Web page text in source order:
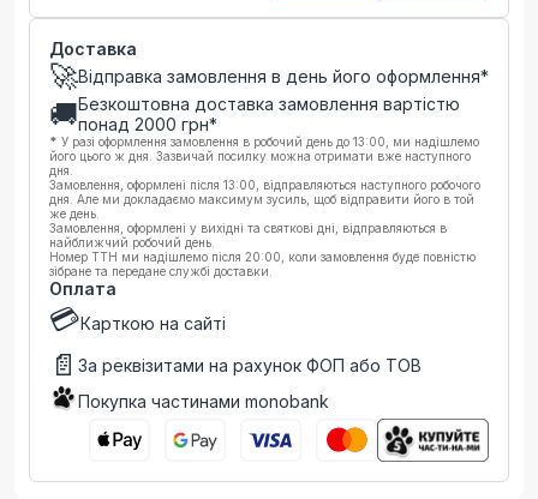
Доставка
🚀Відправка замовлення в день його оформлення*
🚚Безкоштовна доставка замовлення вартістю
понад 2000 грн*
* У разі оформлення замовлення в робочий день до 13:00, ми надішлемо
його цього ж дня. Зазвичай посилку можна отримати вже наступного
дня.
Замовлення, оформлені після 13:00, відправляються наступного робочого
дня. Але ми докладаємо максимум зусиль, щоб відправити його в той
же день.
Замовлення, оформлені у вихідні та святкові дні, відправляються в
найближчий робочий день.
Номер ТТН ми надішлемо після 20:00, коли замовлення буде повністю
зібране та передане службі доставки.
Оплата
💳Карткою на сайті
📄 За реквізитами на рахунок ФОП або ТОВ
Покупка частинами monobank